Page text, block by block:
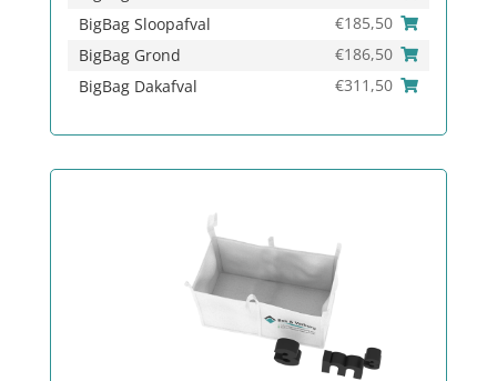
BigBag Sloopafval
€185,50
BigBag Grond
€186,50
BigBag Dakafval
€311,50